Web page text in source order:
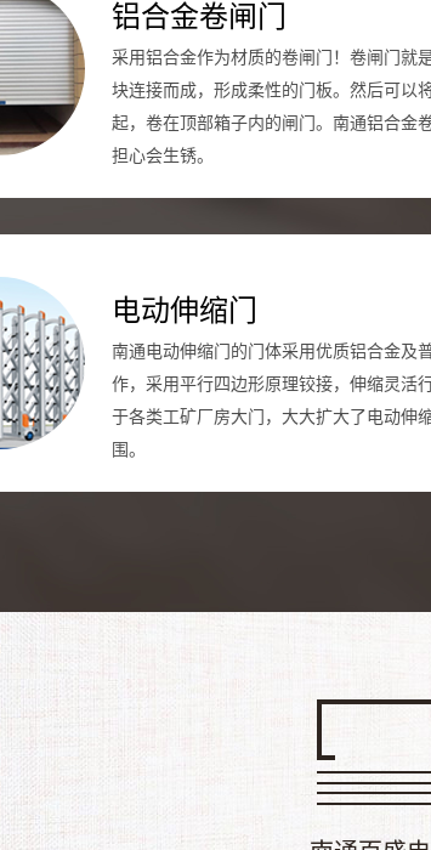
铝合金卷闸门
采用铝合金作为材质的卷闸门！卷闸门就
块连接而成，形成柔性的门板。然后可以
起，卷在顶部箱子内的闸门。南通铝合金
担心会生锈。
电动伸缩门
南通电动伸缩门的门体采用优质铝合金及
作，采用平行四边形原理铰接，伸缩灵活
于各类工矿厂房大门，大大扩大了电动伸
围。